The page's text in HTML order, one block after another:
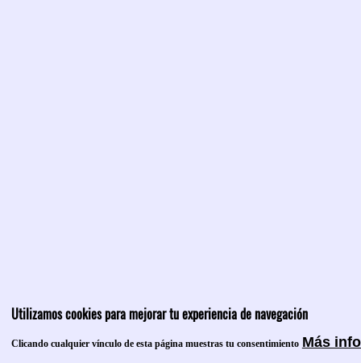
Utilizamos cookies para mejorar tu experiencia de navegación
Clicando cualquier vínculo de esta página muestras tu consentimiento Más